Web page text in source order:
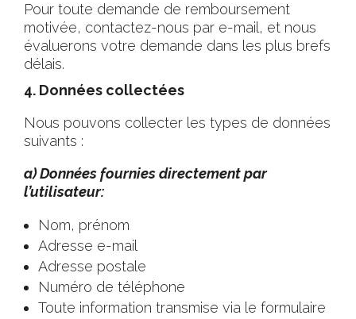
Pour toute demande de remboursement
motivée, contactez-nous par e-mail, et nous
évaluerons votre demande dans les plus brefs
délais.
4. Données collectées
Nous pouvons collecter les types de données
suivants :
a) Données fournies directement par
l’utilisateur:
Nom, prénom
Adresse e-mail
Adresse postale
Numéro de téléphone
Toute information transmise via le formulaire